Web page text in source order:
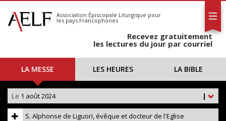
S'abonner
Calendrier
Association Épiscopale Liturgique pour
les pays Francophones
Recevez gratuitement
les lectures du jour par courriel
LA MESSE LES HEURES LA BIBLE
|
Le 1 août 2024
S. Alphonse de Liguori, évêque et docteur de l'Eglise